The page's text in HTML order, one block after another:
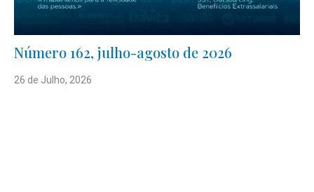
Número 162, julho-agosto de 2026
26 de Julho, 2026